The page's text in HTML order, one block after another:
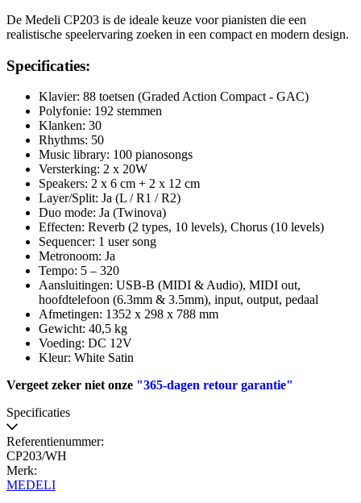
De Medeli CP203 is de ideale keuze voor pianisten die een
realistische speelervaring zoeken in een compact en modern design.
Specificaties:
Klavier: 88 toetsen (Graded Action Compact - GAC)
Polyfonie: 192 stemmen
Klanken: 30
Rhythms: 50
Music library: 100 pianosongs
Versterking: 2 x 20W
Speakers: 2 x 6 cm + 2 x 12 cm
Layer/Split: Ja (L / R1 / R2)
Duo mode: Ja (Twinova)
Effecten: Reverb (2 types, 10 levels), Chorus (10 levels)
Sequencer: 1 user song
Metronoom: Ja
Tempo: 5 – 320
Aansluitingen: USB-B (MIDI & Audio), MIDI out,
hoofdtelefoon (6.3mm & 3.5mm), input, output, pedaal
Afmetingen: 1352 x 298 x 788 mm
Gewicht: 40,5 kg
Voeding: DC 12V
Kleur: White Satin
Vergeet zeker niet onze "365-dagen retour garantie"
Specificaties
Referentienummer:
CP203/WH
Merk:
MEDELI